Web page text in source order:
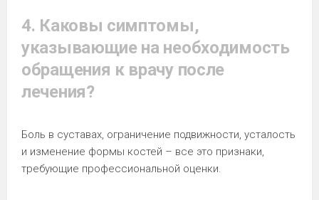
4. Каковы симптомы,
указывающие на необходимость
обращения к врачу после
лечения?
Боль в суставах, ограничение подвижности, усталость
и изменение формы костей – все это признаки,
требующие профессиональной оценки.